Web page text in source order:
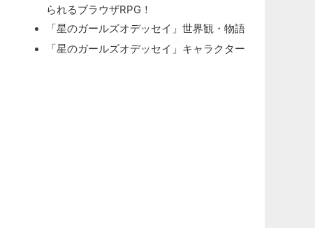
られるブラウザRPG！
「星のガールズオデッセイ」世界観・物語
「星のガールズオデッセイ」キャラクター